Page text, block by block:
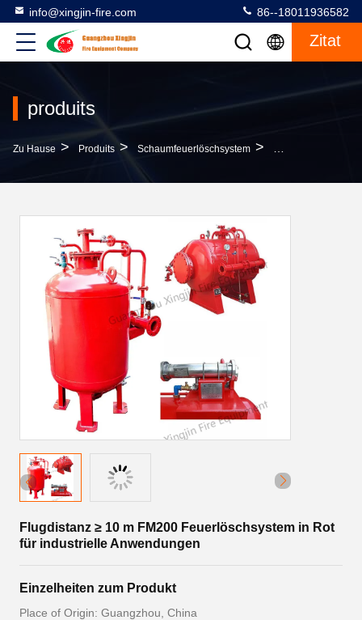
info@xingjin-fire.com 86--18011936582
Zitat
produits
Zu Hause > Produits > Schaumfeuerlöschsystem > Flugdistanz ≥ 10 M
Flugdistanz ≥ 10 m FM200 Feuerlöschsystem in Rot
für industrielle Anwendungen
Einzelheiten zum Produkt
Place of Origin: Guangzhou, China